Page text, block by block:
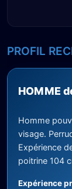
PROFIL
HOMME
Homme
visage.
Expérience
poitrine 104
Expérience